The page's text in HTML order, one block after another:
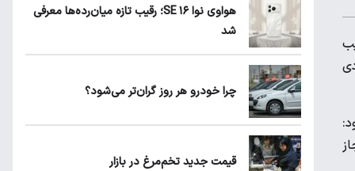
افزود:
عدالت چیست؟
۲
هواوی نوا ۱۶ SE؛ رقیب تازه میان‌رده‌ها معرفی
شد
چرا خودرو هر روز گران‌تر می‌شود؟
قیمت جدید تخم‌مرغ در بازار